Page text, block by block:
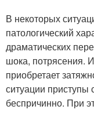
В некоторых
патологический
драматических
шока, потрясения.
приобретает
ситуации приступы
беспричинно. При